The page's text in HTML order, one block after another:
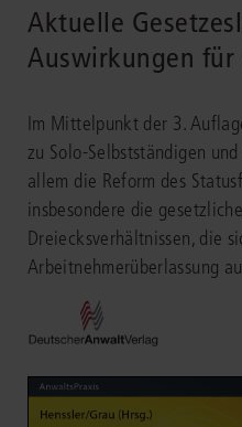
Aktuelle
Auswirkungen für
Im Mittelpunkt der 3.
zu Solo-Selbstständigen
allem die Reform des
insbesondere die
Dreiecksverhältnissen, die
Arbeitnehmerüberlassung